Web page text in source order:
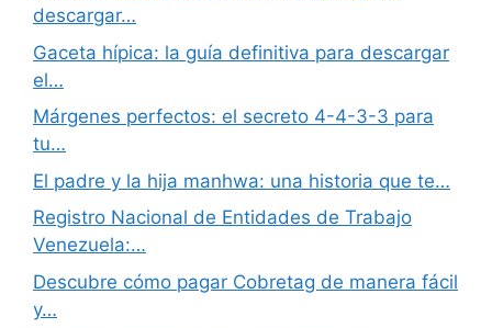
descargar…
Gaceta hípica: la guía definitiva para descargar
el…
Márgenes perfectos: el secreto 4-4-3-3 para
tu…
El padre y la hija manhwa: una historia que te…
Registro Nacional de Entidades de Trabajo
Venezuela:…
Descubre cómo pagar Cobretag de manera fácil
y…